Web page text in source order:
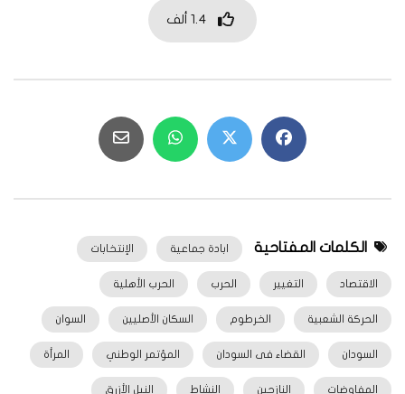
1.4 ألف
الكلمات المفتاحية ابادة جماعية الإنتخابات
الاقتصاد التغيير الحرب الحرب الأهلية
الحركة الشعبية الخرطوم السكان الأصليين السوان
السودان القضاء فى السودان المؤتمر الوطني المرأة
المفاوضات النازحين النشاط النيل الأزرق